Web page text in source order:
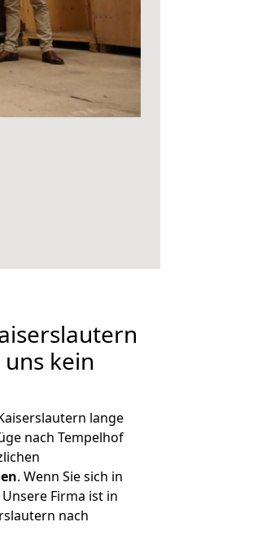
kein
lange
nach Tempelhof
. Wenn Sie sich in
Firma ist in
nach